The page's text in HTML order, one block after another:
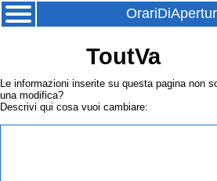
ToutVa
Le informazioni inserite su questa pagina non
una modifica?
Descrivi qui cosa vuoi cambiare: